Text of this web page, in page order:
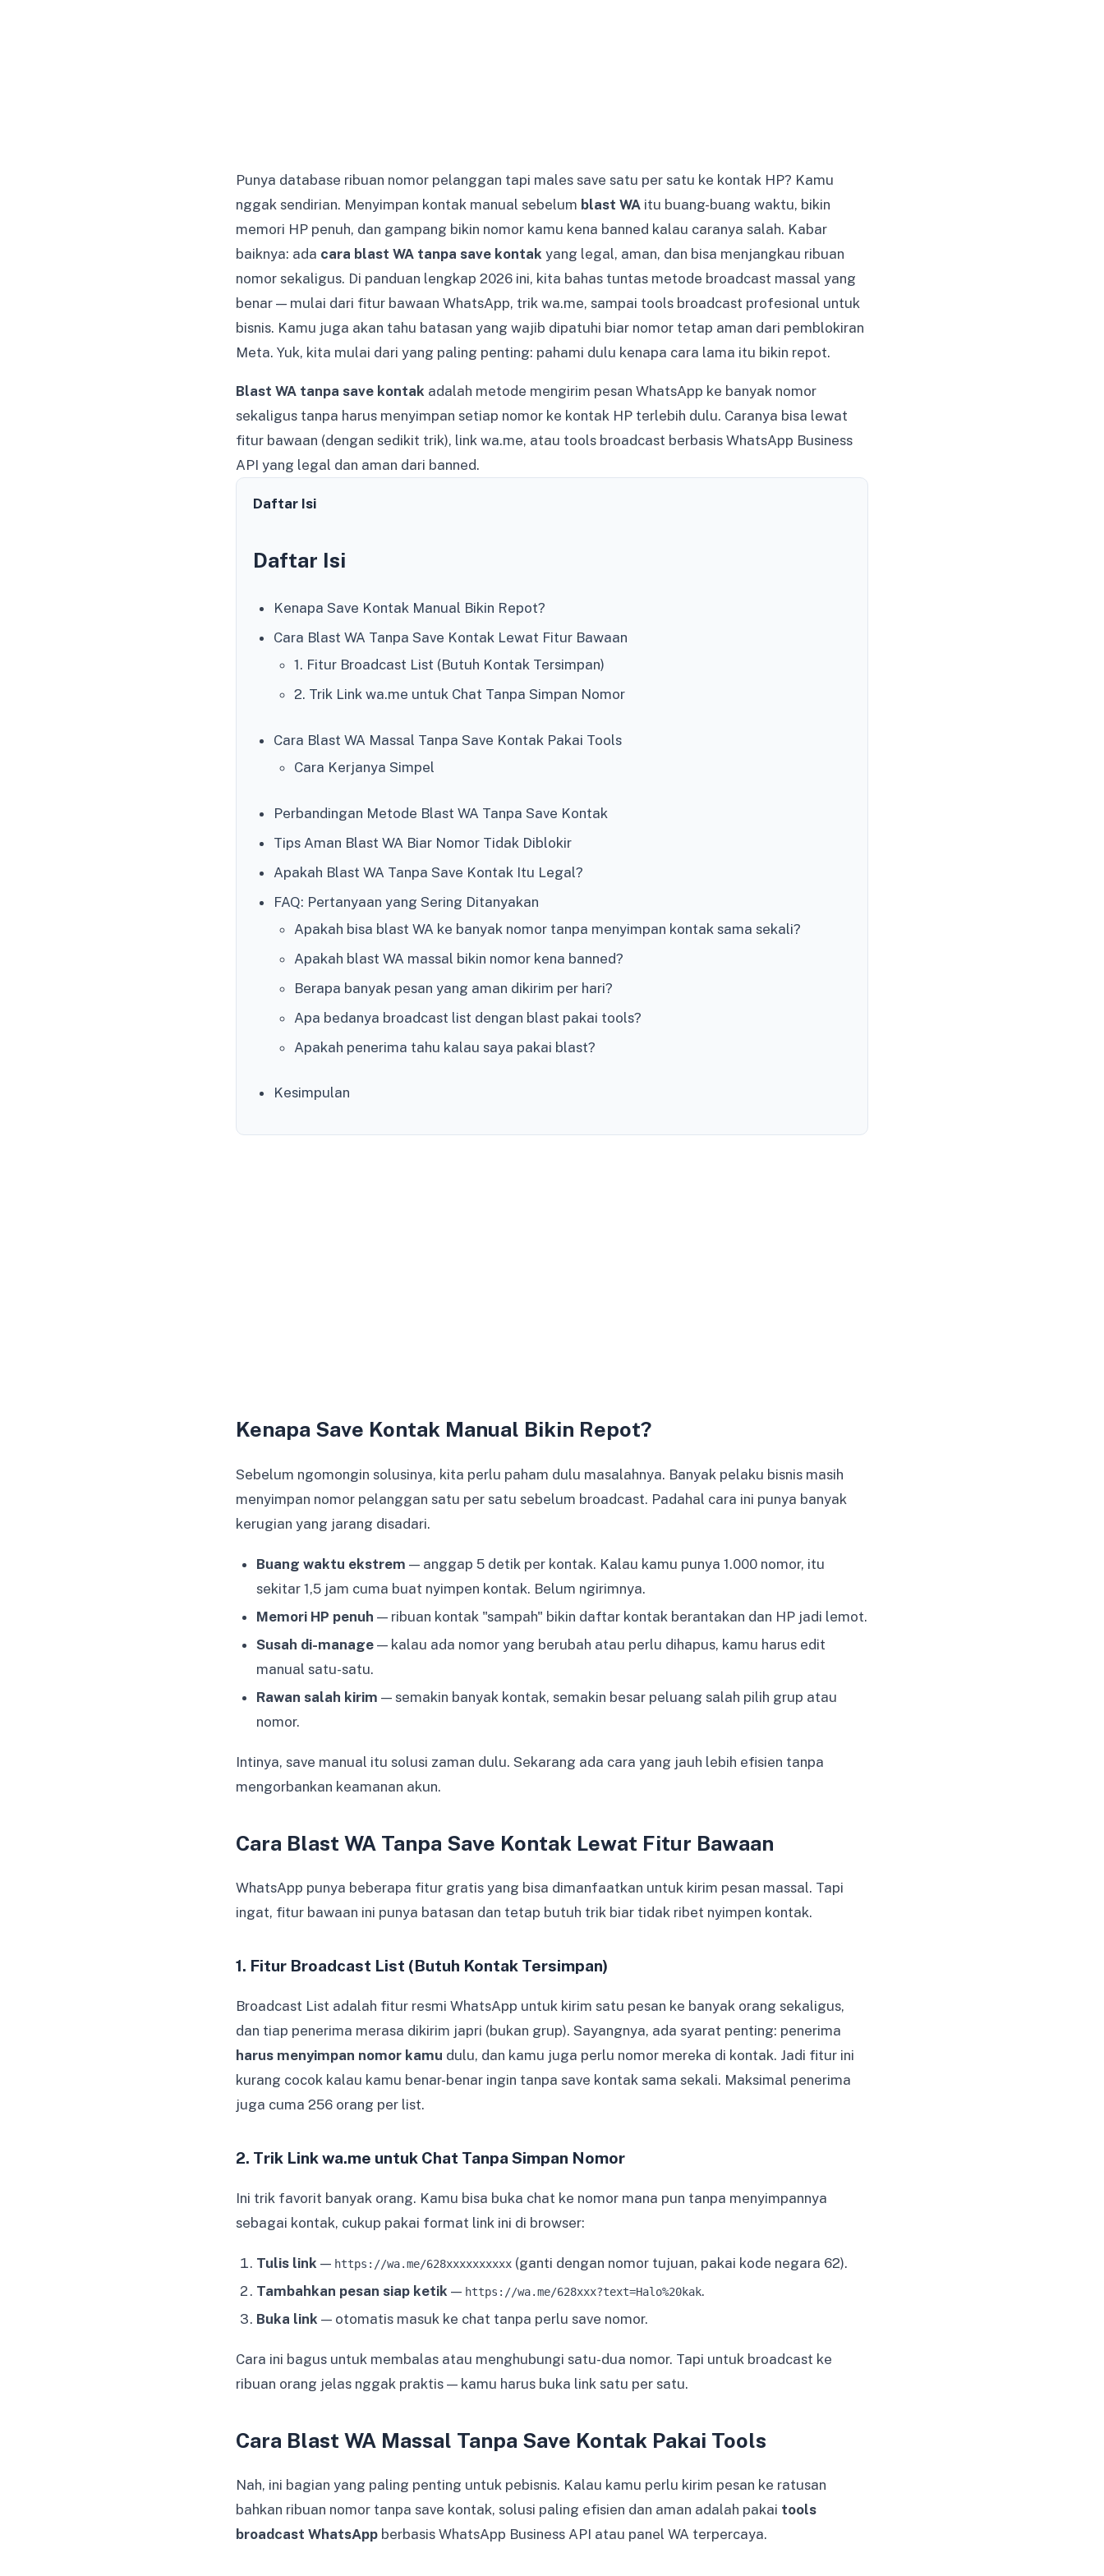
Punya database ribuan nomor pelanggan tapi males save satu per satu ke kontak HP? Kamu
nggak sendirian. Menyimpan kontak manual sebelum blast WA itu buang-buang waktu, bikin
memori HP penuh, dan gampang bikin nomor kamu kena banned kalau caranya salah. Kabar
baiknya: ada cara blast WA tanpa save kontak yang legal, aman, dan bisa menjangkau ribuan
nomor sekaligus. Di panduan lengkap 2026 ini, kita bahas tuntas metode broadcast massal yang
benar — mulai dari fitur bawaan WhatsApp, trik wa.me, sampai tools broadcast profesional untuk
bisnis. Kamu juga akan tahu batasan yang wajib dipatuhi biar nomor tetap aman dari pemblokiran
Meta. Yuk, kita mulai dari yang paling penting: pahami dulu kenapa cara lama itu bikin repot.
Blast WA tanpa save kontak adalah metode mengirim pesan WhatsApp ke banyak nomor
sekaligus tanpa harus menyimpan setiap nomor ke kontak HP terlebih dulu. Caranya bisa lewat
fitur bawaan (dengan sedikit trik), link wa.me, atau tools broadcast berbasis WhatsApp Business
API yang legal dan aman dari banned.
Daftar Isi
Daftar Isi
Kenapa Save Kontak Manual Bikin Repot?
Cara Blast WA Tanpa Save Kontak Lewat Fitur Bawaan
1. Fitur Broadcast List (Butuh Kontak Tersimpan)
2. Trik Link wa.me untuk Chat Tanpa Simpan Nomor
Cara Blast WA Massal Tanpa Save Kontak Pakai Tools
Cara Kerjanya Simpel
Perbandingan Metode Blast WA Tanpa Save Kontak
Tips Aman Blast WA Biar Nomor Tidak Diblokir
Apakah Blast WA Tanpa Save Kontak Itu Legal?
FAQ: Pertanyaan yang Sering Ditanyakan
Apakah bisa blast WA ke banyak nomor tanpa menyimpan kontak sama sekali?
Apakah blast WA massal bikin nomor kena banned?
Berapa banyak pesan yang aman dikirim per hari?
Apa bedanya broadcast list dengan blast pakai tools?
Apakah penerima tahu kalau saya pakai blast?
Kesimpulan
Kenapa Save Kontak Manual Bikin Repot?
Sebelum ngomongin solusinya, kita perlu paham dulu masalahnya. Banyak pelaku bisnis masih
menyimpan nomor pelanggan satu per satu sebelum broadcast. Padahal cara ini punya banyak
kerugian yang jarang disadari.
Buang waktu ekstrem — anggap 5 detik per kontak. Kalau kamu punya 1.000 nomor, itu
sekitar 1,5 jam cuma buat nyimpen kontak. Belum ngirimnya.
Memori HP penuh — ribuan kontak "sampah" bikin daftar kontak berantakan dan HP jadi lemot.
Susah di-manage — kalau ada nomor yang berubah atau perlu dihapus, kamu harus edit
manual satu-satu.
Rawan salah kirim — semakin banyak kontak, semakin besar peluang salah pilih grup atau
nomor.
Intinya, save manual itu solusi zaman dulu. Sekarang ada cara yang jauh lebih efisien tanpa
mengorbankan keamanan akun.
Cara Blast WA Tanpa Save Kontak Lewat Fitur Bawaan
WhatsApp punya beberapa fitur gratis yang bisa dimanfaatkan untuk kirim pesan massal. Tapi
ingat, fitur bawaan ini punya batasan dan tetap butuh trik biar tidak ribet nyimpen kontak.
1. Fitur Broadcast List (Butuh Kontak Tersimpan)
Broadcast List adalah fitur resmi WhatsApp untuk kirim satu pesan ke banyak orang sekaligus,
dan tiap penerima merasa dikirim japri (bukan grup). Sayangnya, ada syarat penting: penerima
harus menyimpan nomor kamu dulu, dan kamu juga perlu nomor mereka di kontak. Jadi fitur ini
kurang cocok kalau kamu benar-benar ingin tanpa save kontak sama sekali. Maksimal penerima
juga cuma 256 orang per list.
2. Trik Link wa.me untuk Chat Tanpa Simpan Nomor
Ini trik favorit banyak orang. Kamu bisa buka chat ke nomor mana pun tanpa menyimpannya
sebagai kontak, cukup pakai format link ini di browser:
Tulis link — https://wa.me/628xxxxxxxxxx (ganti dengan nomor tujuan, pakai kode negara 62).
Tambahkan pesan siap ketik — https://wa.me/628xxx?text=Halo%20kak.
Buka link — otomatis masuk ke chat tanpa perlu save nomor.
Cara ini bagus untuk membalas atau menghubungi satu-dua nomor. Tapi untuk broadcast ke
ribuan orang jelas nggak praktis — kamu harus buka link satu per satu.
Cara Blast WA Massal Tanpa Save Kontak Pakai Tools
Nah, ini bagian yang paling penting untuk pebisnis. Kalau kamu perlu kirim pesan ke ratusan
bahkan ribuan nomor tanpa save kontak, solusi paling efisien dan aman adalah pakai tools
broadcast WhatsApp berbasis WhatsApp Business API atau panel WA terpercaya.